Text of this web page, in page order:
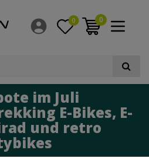
0 0
im Juli
E-Bikes, E-
und retro